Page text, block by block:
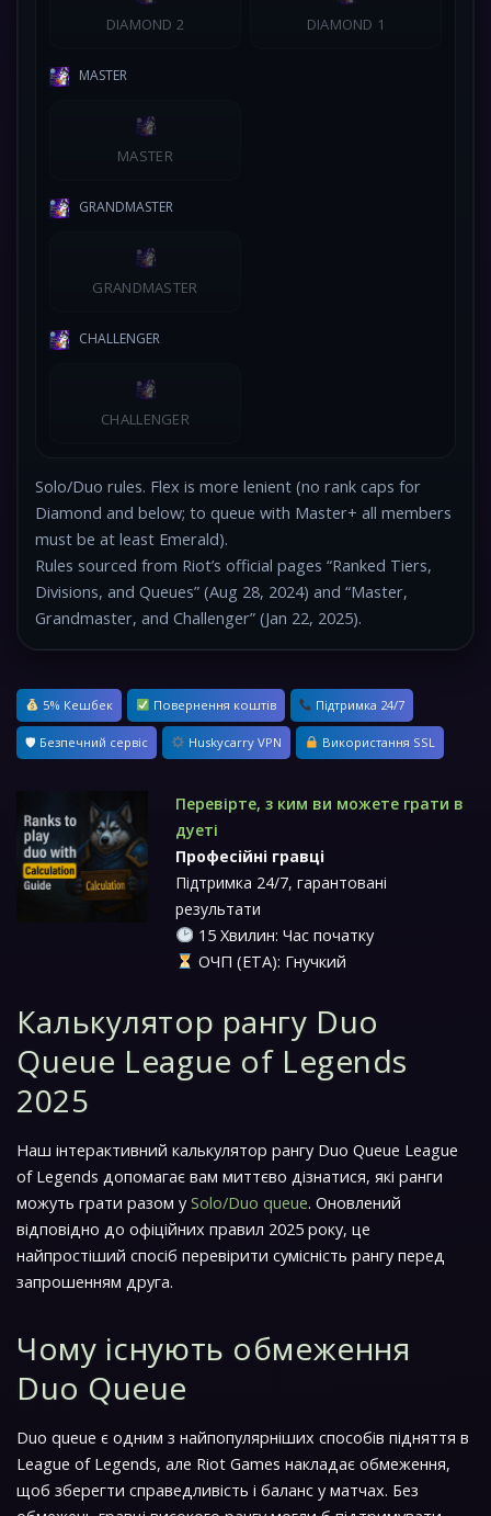
DIAMOND 2 DIAMOND 1
MASTER
MASTER
GRANDMASTER
GRANDMASTER
CHALLENGER
CHALLENGER
Solo/Duo rules. Flex is more lenient (no rank caps for
Diamond and below; to queue with Master+ all members
must be at least Emerald).
Rules sourced from Riot’s official pages “Ranked Tiers,
Divisions, and Queues” (Aug 28, 2024) and “Master,
Grandmaster, and Challenger” (Jan 22, 2025).
5% Кешбек Повернення коштів Підтримка 24/7
🛡 Безпечний сервіс Huskycarry VPN Використання SSL
Перевірте, з ким ви можете грати в
дуеті
Професійні гравці
Підтримка 24/7, гарантовані
результати
15 Хвилин: Час початку
ОЧП (ETA): Гнучкий
Калькулятор рангу Duo
Queue League of Legends
2025
Наш інтерактивний калькулятор рангу Duo Queue League
of Legends допомагає вам миттєво дізнатися, які ранги
можуть грати разом у Solo/Duo queue. Оновлений
відповідно до офіційних правил 2025 року, це
найпростіший спосіб перевірити сумісність рангу перед
запрошенням друга.
Чому існують обмеження
Duo Queue
Duo queue є одним з найпопулярніших способів підняття в
League of Legends, але Riot Games накладає обмеження,
щоб зберегти справедливість і баланс у матчах. Без